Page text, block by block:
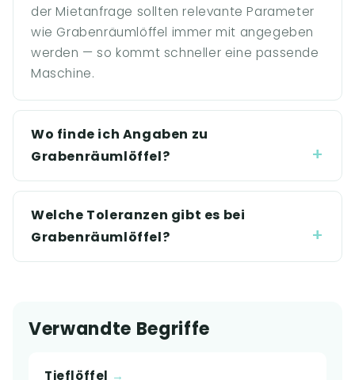
der Mietanfrage sollten relevante Parameter
wie Grabenräumlöffel immer mit angegeben
werden — so kommt schneller eine passende
Maschine.
Wo finde ich Angaben zu
Grabenräumlöffel?
Welche Toleranzen gibt es bei
Grabenräumlöffel?
Verwandte Begriffe
Tieflöffel